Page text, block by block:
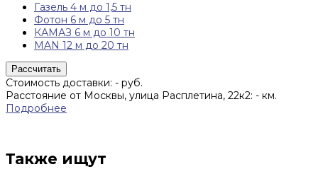
Газель 4 м до 1,5 тн
Фотон 6 м до 5 тн
КАМАЗ 6 м до 10 тн
MAN 12 м до 20 тн
Рассчитать
Стоимость доставки: - руб.
Расстояние от Москвы, улица Расплетина, 22к2: - км.
Подробнее
Также ищут